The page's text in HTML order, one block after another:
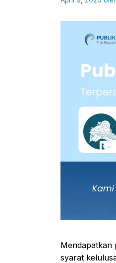
Mendapatkan
syarat